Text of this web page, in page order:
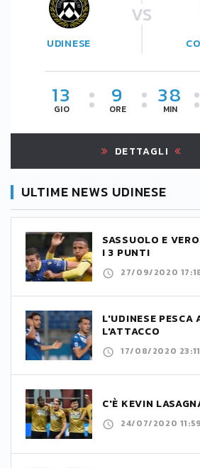
UDINESE
VS
13
GIO 9
ORE 38
MIN
DETTAGLI
ULTIME NEWS UDINESE
SASSUOLO E
I 3 PUNTI
27/09/2020
L'UDINESE PESCA
L'ATTACCO
17/08/2020 23:11
C'È KEVIN
24/07/2020 11:59